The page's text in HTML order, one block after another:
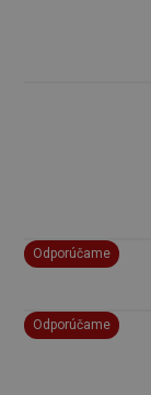
Odporúčame
Odporúčame